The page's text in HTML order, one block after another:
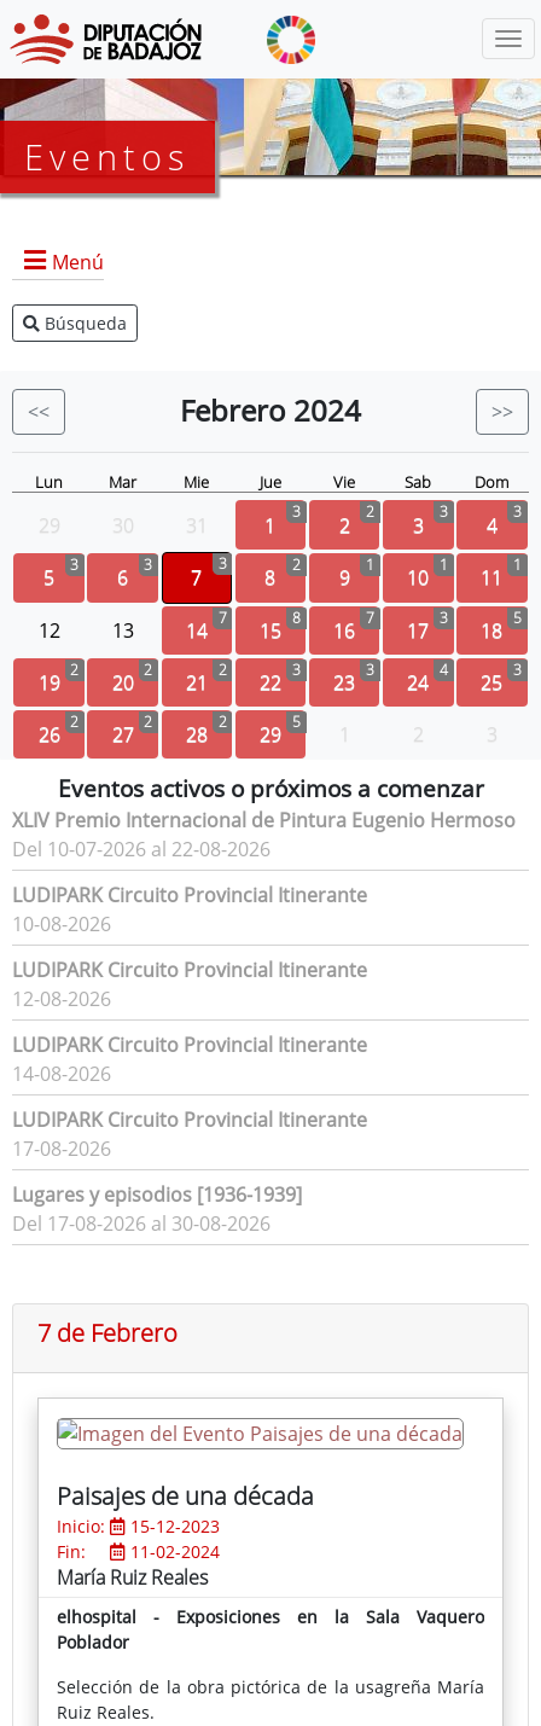
Eventos
Menú
Agenda Presidencia
Eventos
Búsqueda
<< Febrero 2024 >>
Lun Mar Mie Jue Vie Sab Dom
29 30 31 1 3 2 2 3 3 4 3
5 3 6 3 7
3
8 2 9 1 10 1 11 1
12 13 14 7 15 8 16 7 17 3 18 5
19 2 20 2 21 2 22 3 23 3 24 4 25 3
26 2 27 2 28 2 29 5 1 2 3
Eventos activos o próximos a comenzar
XLIV Premio Internacional de Pintura Eugenio Hermoso
Del 10-07-2026 al 22-08-2026
LUDIPARK Circuito Provincial Itinerante
10-08-2026
LUDIPARK Circuito Provincial Itinerante
12-08-2026
LUDIPARK Circuito Provincial Itinerante
14-08-2026
LUDIPARK Circuito Provincial Itinerante
17-08-2026
Lugares y episodios [1936-1939]
Del 17-08-2026 al 30-08-2026
7 de Febrero
Paisajes de una década
Inicio:
15-12-2023
Fin:
11-02-2024
María Ruiz Reales
elhospital - Exposiciones en la Sala Vaquero
Poblador
Selección de la obra pictórica de la usagreña María
Ruiz Reales.